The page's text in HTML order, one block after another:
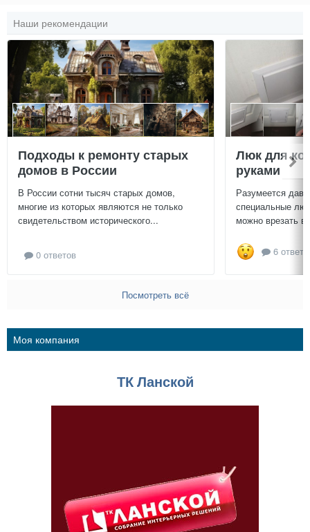
Наши рекомендации
Подходы к ремонту старых
домов в России
В России сотни тысяч старых домов,
многие из которых являются не только
свидетельством исторического...
0 ответов
Люк для
руками
Разумеется
специальные
можно врезать
6
Посмотреть всё
Моя компания
ТК Ланской